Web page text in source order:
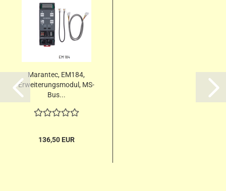
Marantec, EM184,
Erweiterungsmodul, MS-
Bus...
136,50 EUR